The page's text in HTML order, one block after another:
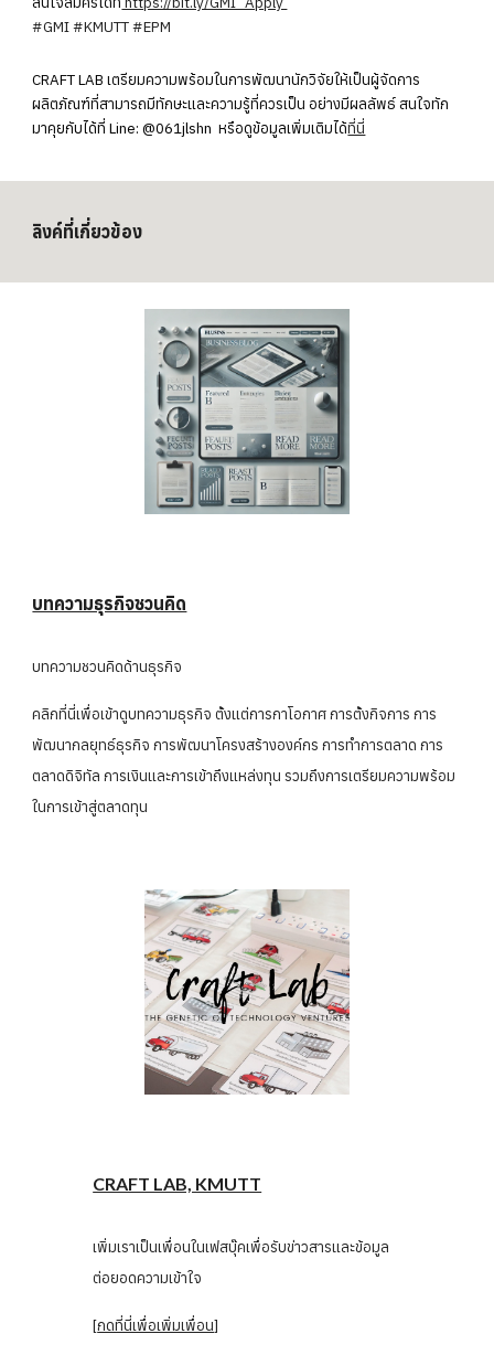
#GMI#KMUTT#EPM
CRAFT LAB เตรียมความพร้อมในการพัฒนานักวิจัยให้เป็นผู้จัดการ
ผลิตภัณฑ์ที่สามารถมีทักษะและความรู้ที่ควรเป็น อย่างมีผลลัพธ์ สนใจทัก
มาคุยกับได้ที่ Line: @061jlshn หรือดูข้อมูลเพิ่มเติมได้ที่นี่
ลิงค์ที่เกี่ยวข้อง
บทความธุรกิจชวนคิด
บทความชวนคิดด้านธุรกิจ
คลิกที่นี่เพื่อเข้าดูบทความธุรกิจ ตั้งแต่การกาโอกาศ การตั้งกิจการ การ
พัฒนากลยุทธ์ธุรกิจ การพัฒนาโครงสร้างองค์กร การทำการตลาด การ
ตลาดดิจิทัล การเงินและการเข้าถึงแหล่งทุน รวมถึงการเตรียมความพร้อม
ในการเข้าสู่ตลาดทุน
CRAFT LAB, KMUTT
เพิ่มเราเป็นเพื่อนในเฟสบุ๊คเพื่อรับข่าวสารและข้อมูล
ต่อยอดความเข้าใจ
[กดที่นี่เพื่อเพิ่มเพื่อน]